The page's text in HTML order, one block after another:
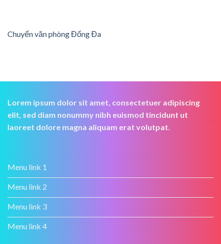
Chuyển văn phòng Đống Đa
Lorem ipsum dolor sit amet, consectetuer adipiscing
elit, sed diam nonummy nibh euismod tincidunt ut
laoreet dolore magna aliquam erat volutpat.
Menu link 1
Menu link 2
Menu link 3
Menu link 4